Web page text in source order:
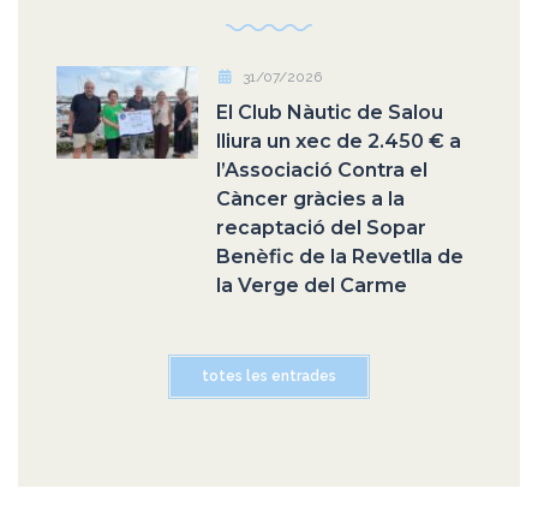
31/07/2026
El Club Nàutic de Salou
lliura un xec de 2.450 € a
l’Associació Contra el
Càncer gràcies a la
recaptació del Sopar
Benèfic de la Revetlla de
la Verge del Carme
totes les entrades